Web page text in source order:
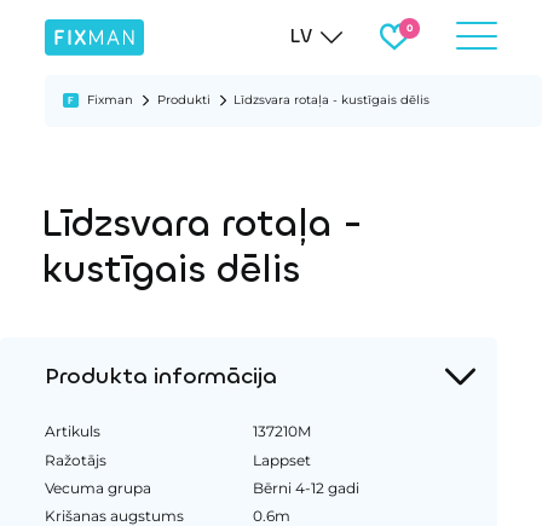
LV
Fixman Produkti Līdzsvara rotaļa - kustīgais dēlis
Līdzsvara rotaļa -
kustīgais dēlis
Produkta informācija
Artikuls
137210M
Ražotājs
Lappset
Vecuma grupa
Bērni 4-12 gadi
Krišanas augstums
0.6m